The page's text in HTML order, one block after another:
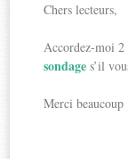
Chers lecteurs,
Accordez-moi 2
sondages’il
Merci beaucoup